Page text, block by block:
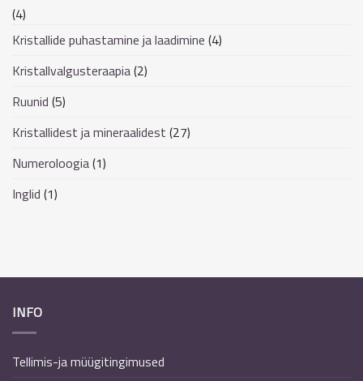
(4)
Kristallide puhastamine ja laadimine (4)
Kristallvalgusteraapia(2)
Ruunid (5)
Kristallidest ja mineraalidest (27)
Numeroloogia(1)
Inglid (1)
INFO
Tellimis-ja müügitingimused